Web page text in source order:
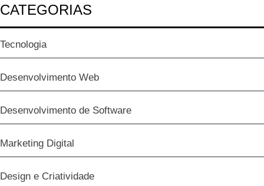
CATEGORIAS
Tecnologia
Desenvolvimento Web
Desenvolvimento de Software
Marketing Digital
Design e Criatividade